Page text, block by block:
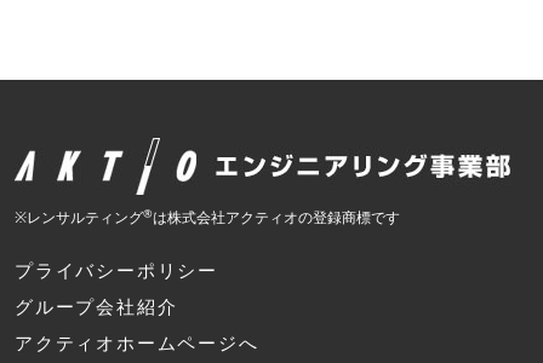
※レンサルティング®は株式会社アクティオの登録商標です
プライバシーポリシー
グループ会社紹介
アクティオホームページへ